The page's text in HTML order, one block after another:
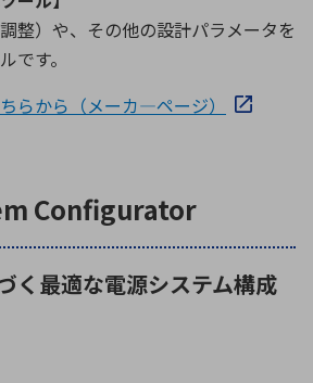
整）や、その他の設計パラメータを
です。
らから（メーカ―ページ）
Configurator
く最適な電源システム構成